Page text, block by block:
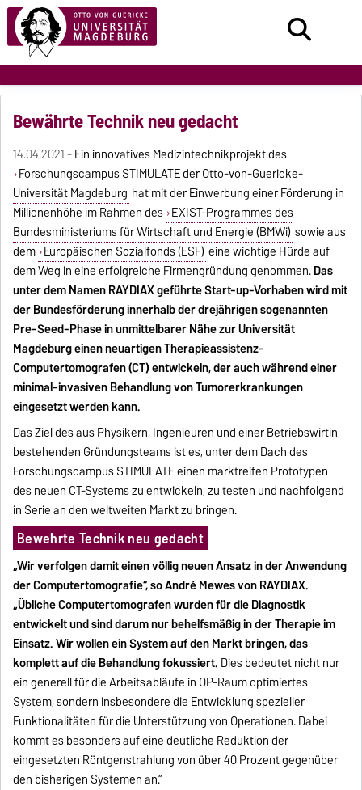
Bewährte Technik neu gedacht
14.04.2021 -Ein innovatives Medizintechnikprojekt des
Forschungscampus STIMULATE der Otto-von-Guericke-
Universität Magdeburg hat mit der Einwerbung einer Förderung in
Millionenhöhe im Rahmen des EXIST-Programmes des
Bundesministeriums für Wirtschaft und Energie (BMWi) sowie aus
dem Europäischen Sozialfonds (ESF) eine wichtige Hürde auf
dem Weg in eine erfolgreiche Firmengründung genommen.Das
unter dem Namen RAYDIAX geführte Start-up-Vorhaben wird mit
der Bundesförderung innerhalb der dreijährigen sogenannten
Pre-Seed-Phase in unmittelbarer Nähe zur Universität
Magdeburg einen neuartigen Therapieassistenz-
Computertomografen (CT) entwickeln, der auch während einer
minimal-invasiven Behandlung von Tumorerkrankungen
eingesetzt werden kann.
Das Ziel des aus Physikern, Ingenieuren und einer Betriebswirtin
bestehenden Gründungsteams ist es, unter dem Dach des
Forschungscampus STIMULATE einen marktreifen Prototypen
des neuen CT-Systems zu entwickeln, zu testen und nachfolgend
in Serie an den weltweiten Markt zu bringen.
Bewehrte Technik neu gedacht
„Wir verfolgen damit einen völlig neuen Ansatz in der Anwendung
der Computertomografie“, so André Mewes von RAYDIAX.
„Übliche Computertomografen wurden für die Diagnostik
entwickelt und sind darum nur behelfsmäßig in der Therapie im
Einsatz. Wir wollen ein System auf den Markt bringen, das
komplett auf die Behandlung fokussiert. Dies bedeutet nicht nur
ein generell für die Arbeitsabläufe in OP-Raum optimiertes
System, sondern insbesondere die Entwicklung spezieller
Funktionalitäten für die Unterstützung von Operationen. Dabei
kommt es besonders auf eine deutliche Reduktion der
eingesetzten Röntgenstrahlung von über 40 Prozent gegenüber
den bisherigen Systemen an.“